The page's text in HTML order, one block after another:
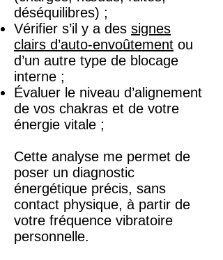
déséquilibres) ;
Vérifier s’il y a des signes
clairs d’auto-envoûtement ou
d’un autre type de blocage
interne ;
Évaluer le niveau d’alignement
de vos chakras et de votre
énergie vitale ;
Cette analyse me permet de
poser un diagnostic
énergétique précis, sans
contact physique, à partir de
votre fréquence vibratoire
personnelle.